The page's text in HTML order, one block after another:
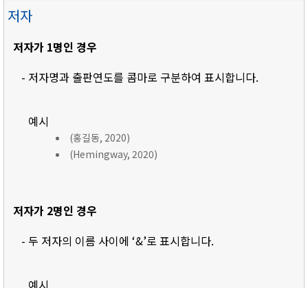
저자
저자가 1명인 경우
- 저자명과 출판연도를 콤마로 구분하여 표시합니다.
예시
(홍길동, 2020)
(Hemingway, 2020)
저자가 2명인 경우
- 두 저자의 이름 사이에 ‘&’로 표시합니다.